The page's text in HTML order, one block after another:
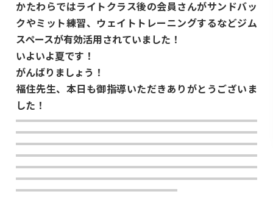
かたわらではライトクラス後の会員さんがサンドバッ
クやミット練習、ウェイトトレーニングするなどジム
スペースが有効活用されていました！
いよいよ夏です！
がんばりましょう！
福住先生、本日も御指導いただきありがとうございま
した！